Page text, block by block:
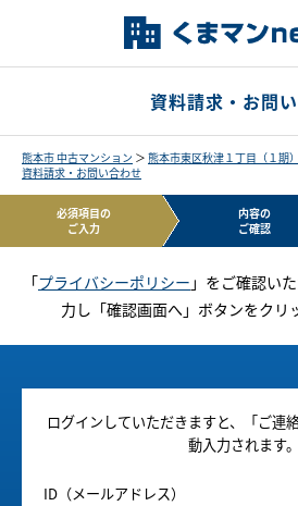
資料請求・お問
熊本市 中古マンション ＞ 熊本市東区秋津１丁目（１期
資料請求・お問い合わせ
必須項目の
ご入力
内容の
ご確認
「プライバシーポリシー 」をご確認い
力し「確認画面へ」ボタンをクリ
ログインしていただきますと、「ご連
動入力されます。
ID（メールアドレス）